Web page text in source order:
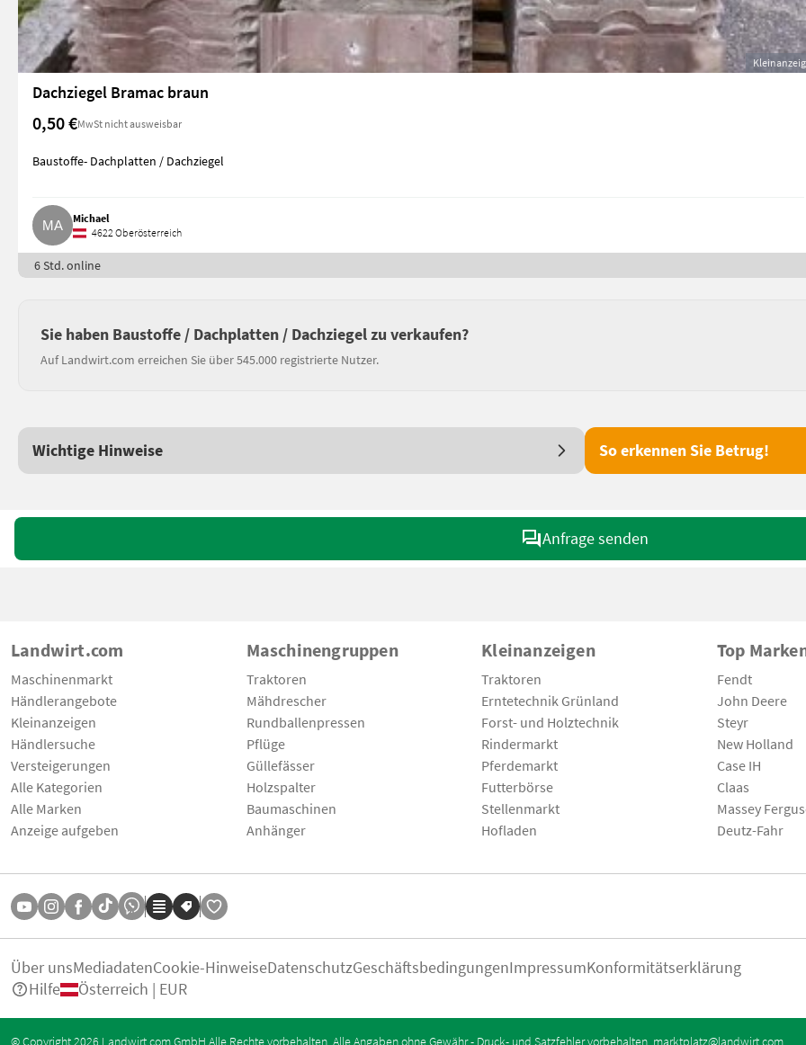
Dachziegel Bramac braun
0,50 €MwSt nicht ausweisbar
Baustoffe- Dachplatten / Dachziegel
Michael
4622 Oberösterreich
6 Std. online
Sie haben Baustoffe / Dachplatten / Dachziegel zu verkaufen?
Auf Landwirt.com erreichen Sie über 545.000 registrierte Nutzer.
Wichtige Hinweise So erkennen Sie Betrug!
Anfrage senden
Landwirt.com
Maschinenmarkt
Händlerangebote
Kleinanzeigen
Händlersuche
Versteigerungen
Alle Kategorien
Alle Marken
Anzeige aufgeben
Maschinengruppen
Traktoren
Mähdrescher
Rundballenpressen
Pflüge
Güllefässer
Holzspalter
Baumaschinen
Anhänger
Kleinanzeigen
Traktoren
Erntetechnik Grünland
Forst- und Holztechnik
Rindermarkt
Pferdemarkt
Futterbörse
Stellenmarkt
Hofladen
Top
Fendt
John Deere
Steyr
New Holland
Case IH
Claas
Massey
Deutz-Fahr
Über unsMediadatenCookie-HinweiseDatenschutzGeschäftsbedingungenImpressumKonformitätserklärung
Hilfe
Österreich | EUR
© Copyright 2026 Landwirt.com GmbH Alle Rechte vorbehalten. Alle Angaben ohne Gewähr - Druck- und Satzfehler vorbehalten. marktplatz@landwirt.com